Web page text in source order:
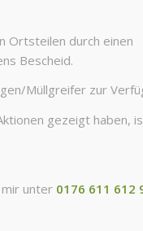
Ortsteilen durch einen
Bescheid.
Müllgreifer zur
gezeigt haben,
unter 0176 611 612